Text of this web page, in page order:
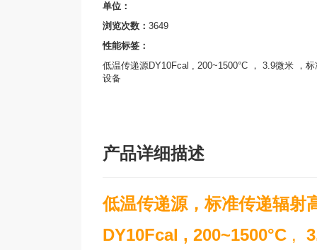
单位：
浏览次数： 3649
性能标签：
低温传递源DY10Fcal , 200~1500°C ， 3.9微米 ，
设备
产品详细描述
低温传递源 ，标准传递辐射
DY10Fcal , 200~1500°C ,